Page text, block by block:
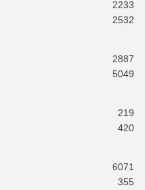
2233
2532
2887
5049
219
420
6071
355